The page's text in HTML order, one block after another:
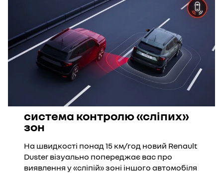
система контролю «сліпих»
зон
На швидкості понад 15 км/год новий Renault
Duster візуально попереджає вас про
виявлення у «сліпій» зоні іншого автомобіля